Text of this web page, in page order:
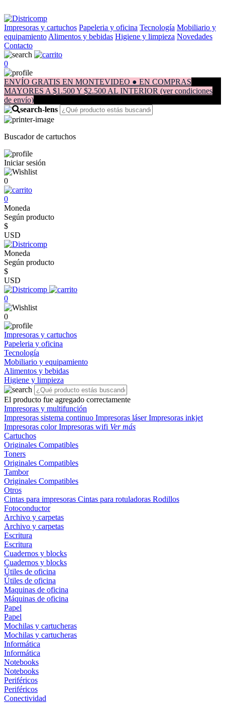
Impresoras y cartuchos Papeleria y oficina Tecnología Mobiliario y
equipamiento Alimentos y bebidas Higiene y limpieza Novedades
Contacto
0
ENVÍO GRATIS EN MONTEVIDEO ● EN COMPRAS
MAYORES A $1.500 Y $2.500 AL INTERIOR (ver condiciones
de envío)
Buscador de cartuchos
Iniciar sesión
0
0
Moneda
Según producto
$
USD
Moneda
Según producto
$
USD
0
0
Impresoras y cartuchos
Papeleria y oficina
Tecnología
Mobiliario y equipamiento
Alimentos y bebidas
Higiene y limpieza
El producto fue agregado correctamente
Impresoras y multifunción
Impresoras sistema continuo Impresoras láserImpresoras inkjet
Impresoras colorImpresoras wifi Ver más
Cartuchos
Originales Compatibles
Toners
Originales Compatibles
Tambor
Originales Compatibles
Otros
Cintas para impresoras Cintas para rotuladoras Rodillos
Fotoconductor
Archivo y carpetas
Archivo y carpetas
Escritura
Escritura
Cuadernos y blocks
Cuadernos y blocks
Útiles de oficina
Útiles de oficina
Maquinas de oficina
Máquinas de oficina
Papel
Papel
Mochilas y cartucheras
Mochilas y cartucheras
Informática
Informática
Notebooks
Notebooks
Periféricos
Periféricos
Conectividad